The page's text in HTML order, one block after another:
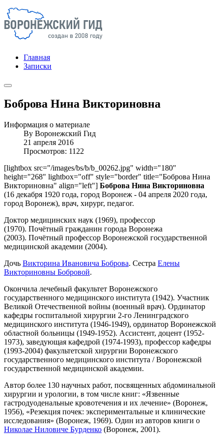
Главная
Записки
Боброва Нина Викториновна
Информация о материале
By Воронежский Гид
21 апреля 2016
Просмотров: 1122
[lightbox src="/images/bs/b/b_00262.jpg" width="180"
height="268" lightbox="off" style="border" title="Боброва Нина
Викториновна" align="left"] Боброва Нина Викториновна
(16 декабря 1920 года, город Воронеж - 04 апреля 2020 года,
город Воронеж), врач, хирург, педагог.
Доктор медицинских наук (1969), профессор
(1970). Почётный гражданин города Воронежа
(2003). Почётный профессор Воронежской государственной
медицинской академии (2004).
Дочь Викторина Ивановича Боброва. Сестра Елены
Викториновны Бобровой.
Окончила лечебный факультет Воронежского
государственного медицинского института (1942). Участник
Великой Отечественной войны (военный врач). Ординатор
кафедры госпитальной хирургии 2-го Ленинградского
медицинского института (1946-1949), ординатор Воронежской
областной больницы (1949-1952). Ассистент, доцент (1952-
1973), заведующая кафедрой (1974-1993), профессор кафедры
(1993-2004) факультетской хирургии Воронежского
государственного медицинского института / Воронежской
государственной медицинской академии.
Автор более 130 научных работ, посвященных абдоминальной
хирургии и урологии, в том числе книг: «Язвенные
гастродуоденальные кровотечения и их лечение» (Воронеж,
1956), «Резекция почек: экспериментальные и клинические
исследования» (Воронеж, 1969). Один из авторов книги о
Николае Ниловиче Бурденко (Воронеж, 2001).